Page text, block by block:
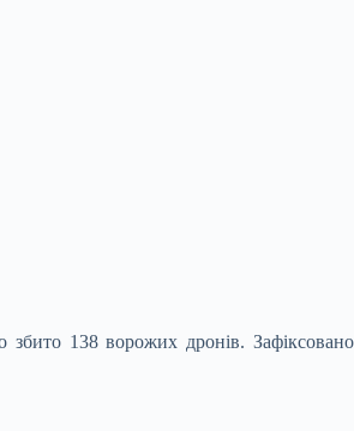
138 ворожих дронів. Зафіксовано